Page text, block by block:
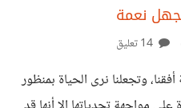
العربي يلجأون إلى ثيمات
التراث الغربي، فنجدهم يكتبون
نظر غربية. وهذا يستدعي
نعمة
وتجعلنا نرى الحياة بمنظور